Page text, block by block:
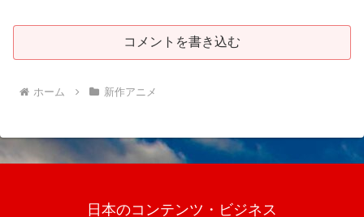
コメントを書き込む
ホーム 新作アニメ
日本のコンテンツ・ビジネス